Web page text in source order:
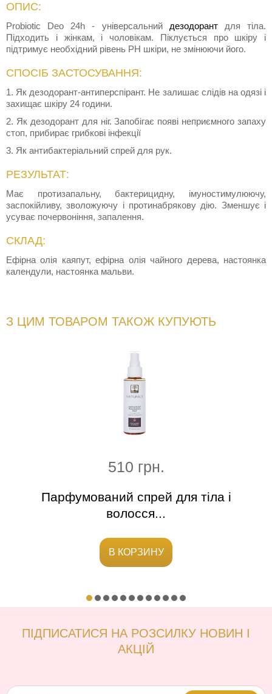
ОПИС:
Probiotic Deo 24h - універсальний дезодорантдля тіла.
Підходить і жінкам, і чоловікам. Піклується про шкіру і
підтримує необхідний рівень РН шкіри, не змінюючи його.
СПОСІБ ЗАСТОСУВАННЯ:
1. Як дезодорант-антиперспірант. Не залишає слідів на одязі і
захищає шкіру 24 години.
2. Як дезодорант для ніг. Запобігає появі неприємного запаху
стоп, прибирає грибкові інфекції
3. Як антибактеріальний спрей для рук.
РЕЗУЛЬТАТ:
Має протизапальну, бактерицидну, імуностимулюючу,
заспокійливу, зволожуючу і протинабрякову дію. Зменшує і
усуває почервоніння, запалення.
СКЛАД:
Ефірна олія каяпут, ефірна олія чайного дерева, настоянка
календули, настоянка мальви.
З ЦИМ ТОВАРОМ ТАКОЖ КУПУЮТЬ
510 грн.
Парфумований спрей для тіла і
волосся...
В КОРЗИНУ
ПІДПИСАТИСЯ НА РОЗСИЛКУ НОВИН І
АКЦІЙ